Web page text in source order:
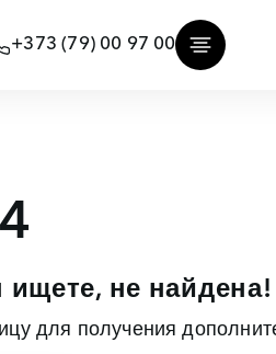
+373 (79) 00 97 00
не найдена!
для получения